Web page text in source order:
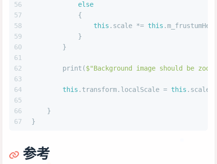
56
57
58
59
60
61
62
63
64
65
66
67
else
            {
this .scale *= this
            }
        }
        print(
$"Background image should be
this .transform.localScale = this .scale;
    }
}
参考